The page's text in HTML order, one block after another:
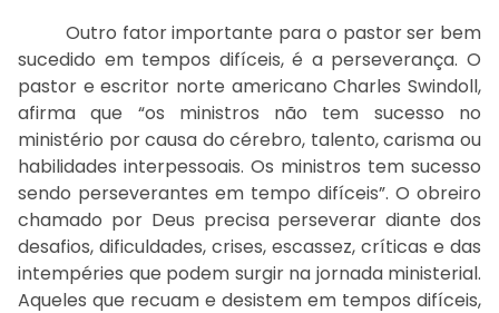
Outro fator importante para o pastor ser bem
sucedido em tempos difíceis, é a perseverança. O
pastor e escritor norte americano Charles Swindoll,
afirma que “os ministros não tem sucesso no
ministério por causa do cérebro, talento, carisma ou
habilidades interpessoais. Os ministros tem sucesso
sendo perseverantes em tempo difíceis”. O obreiro
chamado por Deus precisa perseverar diante dos
desafios, dificuldades, crises, escassez, críticas e das
intempéries que podem surgir na jornada ministerial.
Aqueles que recuam e desistem em tempos difíceis,